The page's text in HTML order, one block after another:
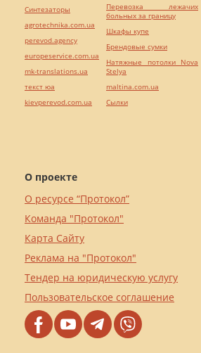
О проекте
О ресурсе “Протокол”
Команда "Протокол"
Карта Сайту
Реклама на "Протокол"
Тендер на юридическую услугу
Пользовательское соглашение
Синтезаторы
agrotechnika.com.ua
perevod.agency
europeservice.com.ua
mk-translations.ua
текст юа
kievperevod.com.ua
Перевозка лежачих
больных за границу
Шкафы купе
Брендовые сумки
Натяжные потолки Nova
Stelya
maltina.com.ua
Cылки